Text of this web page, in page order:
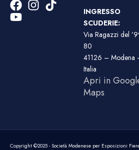
INGRESSO
SCUDERIE:
Via Ragazzi del
80
41126 – Modena
Italia
Apri in
Maps
Copyright ©2025 - Società Modenese per Esposizioni